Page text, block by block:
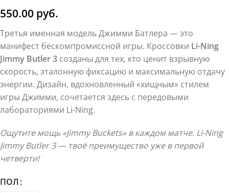
550.00 руб.
Третья именная модель Джимми Батлера — это
манифест бескомпромиссной игры. Кроссовки Li-Ning
Jimmy Butler 3 созданы для тех, кто ценит взрывную
скорость, эталонную фиксацию и максимальную отдачу
энергии. Дизайн, вдохновленный «хищным» стилем
игры Джимми, сочетается здесь с передовыми
лабораториями Li-Ning.
Ощутите мощь «Jimmy Buckets» в каждом матче. Li-Ning
Jimmy Butler 3 — твоё преимущество уже в первой
четверти!
ПОЛ